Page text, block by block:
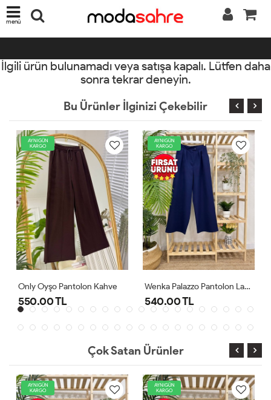
menü
İlgili ürün bulunamadı veya satışa kapalı. Lütfen daha
sonra tekrar deneyin.
Bu Ürünler İlginizi Çekebilir
AYNIGÜN
KARGO
540.00 TL
AYNIGÜN
KARGO
Lonna Pantolon Beyaz
540.00 TL
Çok Satan Ürünler
AYNIGÜN
KARGO
AYNIGÜN
KARGO